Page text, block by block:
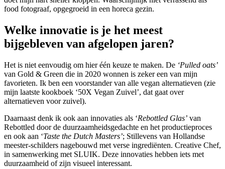
food fotograaf, opgegroeid in een horeca gezin.
Welke innovatie is je het meest
bijgebleven van afgelopen jaren?
Het is niet eenvoudig om hier één keuze te maken. De ‘Pulled oats’
van Gold & Green die in 2020 wonnen is zeker een van mijn
favorieten. Ik ben een voorstander van alle vegan alternatieven (zie
mijn laatste kookboek ‘50X Vegan Zuivel’, dat gaat over
alternatieven voor zuivel).
Daarnaast denk ik ook aan innovaties als ‘Rebottled Glas’ van
Rebottled door de duurzaamheidsgedachte en het productieproces
en ook aan ‘Taste the Dutch Masters’; Stillevens van Hollandse
meester-schilders nagebouwd met verse ingrediënten. Creative Chef,
in samenwerking met SLUIK. Deze innovaties hebben iets met
duurzaamheid of zijn visueel interessant.